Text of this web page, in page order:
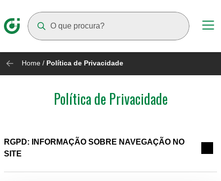
Home / Política de Privacidade
Política de Privacidade
RGPD: INFORMAÇÃO SOBRE NAVEGAÇÃO NO
SITE